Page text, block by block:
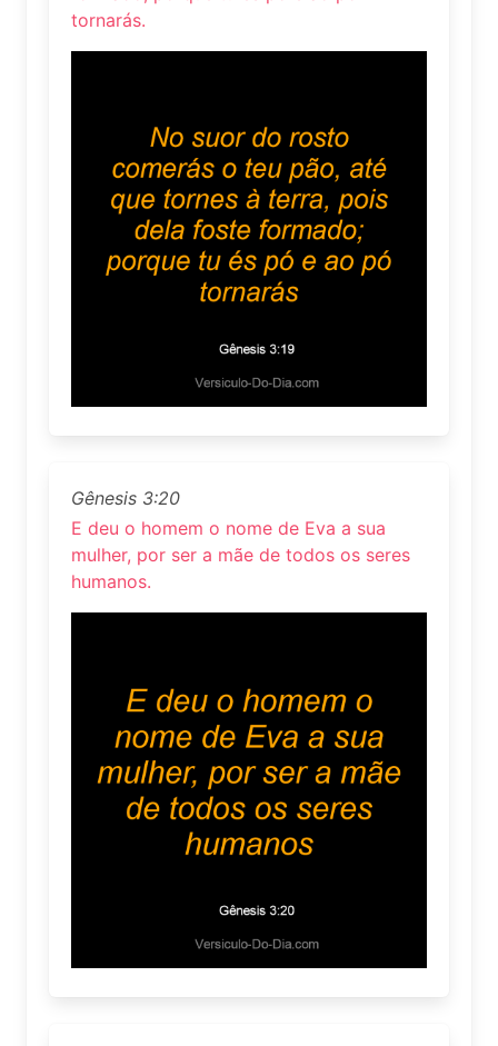
tornarás.
Gênesis 3:20
E deu o homem o nome de Eva a sua
mulher, por ser a mãe de todos os seres
humanos.